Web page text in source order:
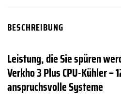
BESCHREIBUNG
Leistung, die Sie spüren
Verkho 3 Plus CPU-Kühler –
anspruchsvolle Systeme